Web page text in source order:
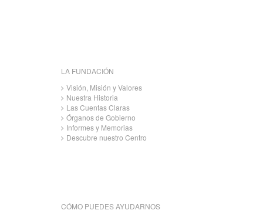
LA FUNDACIÓN
Visión, Misión y Valores
Nuestra Historia
Las Cuentas Claras
Órganos de Gobierno
Informes y Memorias
Descubre nuestro Centro
CÓMO PUEDES AYUDARNOS